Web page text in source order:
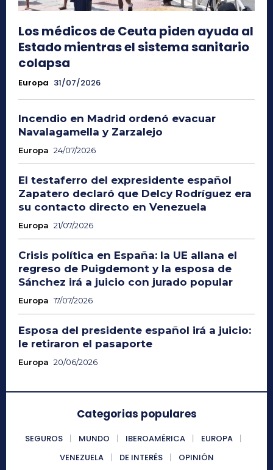
Los médicos de Ceuta piden ayuda al
Estado mientras el sistema sanitario
colapsa
Europa 31/07/2026
Incendio en Madrid ordenó evacuar
Navalagamella y Zarzalejo
Europa 24/07/2026
El testaferro del expresidente español
Zapatero declaró que Delcy Rodríguez era
su contacto directo en Venezuela
Europa 21/07/2026
Crisis política en España: la UE allana el
regreso de Puigdemont y la esposa de
Sánchez irá a juicio con jurado popular
Europa 17/07/2026
Esposa del presidente español irá a juicio:
le retiraron el pasaporte
Europa 20/06/2026
Categorias populares
SEGUROS MUNDO IBEROAMÉRICA
EUROPA
VENEZUELA
DE INTERÉS OPINIÓN